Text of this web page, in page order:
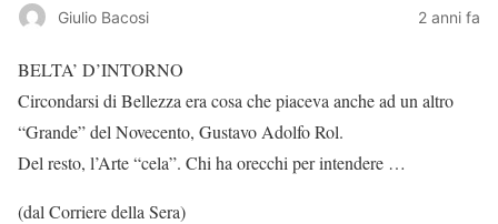
Giulio Bacosi 2 anni fa
BELTA’ D’INTORNO
Circondarsi di Bellezza era cosa che piaceva anche ad un altro
“Grande” del Novecento, Gustavo Adolfo Rol.
Del resto, l’Arte “cela”. Chi ha orecchi per intendere …
(dal Corriere della Sera)